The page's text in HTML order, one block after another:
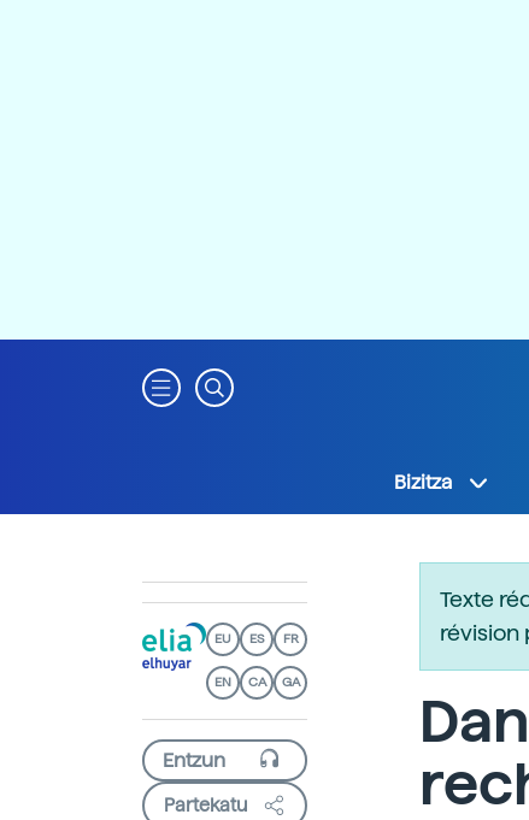
Bizitza
EU ES FR
EN CA GA
Partekatu
Texte
révision